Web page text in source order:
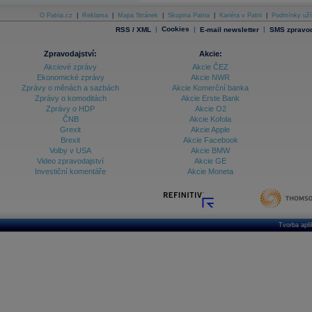
O Patria.cz Reklama Mapa Stránek Skupina Patria Kariéra v Patrii Podmínky
RSS / XML | Cookies | E-mail newsletter | SMS
Zpravodajství:
Akciové zprávy
Ekonomické zprávy
Zprávy o měnách a sazbách
Zprávy o komoditách
Zprávy o HDP
ČNB
Grexit
Brexit
Volby v USA
Video zpravodajství
Investiční komentáře
Akcie:
Akcie ČEZ
Akcie NWR
Akcie Komerční banka
Akcie Erste Bank
Akcie O2
Akcie Kofola
Akcie Apple
Akcie Facebook
Akcie BMW
Akcie GE
Akcie Moneta
Tvorba